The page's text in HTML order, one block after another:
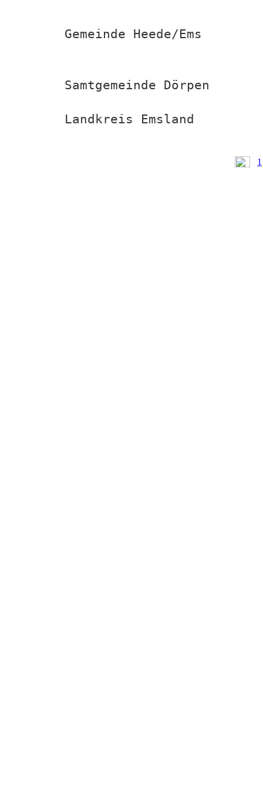
Gemeinde Heede/Ems
Samtgemeinde Dörpen
Landkreis Emsland
1